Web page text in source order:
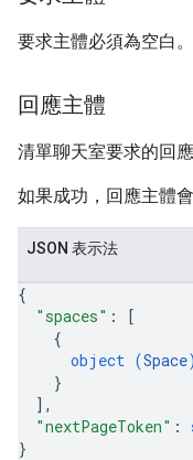
要求主體必須為空白。
回應主體
清單聊天室要求的回應
如果成功，回應主體
JSON 表示法
{
"spaces" :
[
{
object (Space)
}
] ,
"nextPageToken" :
}